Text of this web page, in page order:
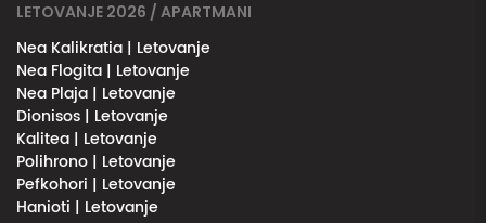
LETOVANJE 2026 / APARTMANI
Nea Kalikratia | Letovanje
Nea Flogita | Letovanje
Nea Plaja | Letovanje
Dionisos | Letovanje
Kalitea | Letovanje
Polihrono | Letovanje
Pefkohori | Letovanje
Hanioti | Letovanje